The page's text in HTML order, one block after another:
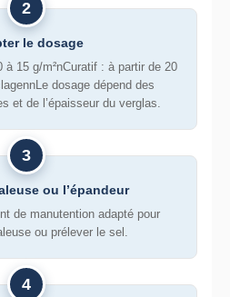
2
le dosage
à 15 g/m²nCuratif : à partir de 20
dosage dépend des
et de l’épaisseur du verglas.
3
ou l’épandeur
de manutention adapté pour
ou prélever le sel.
4